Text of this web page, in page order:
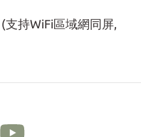
持WiFi區域網同屏,